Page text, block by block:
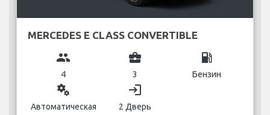
MERCEDES E CLASS CONVERTIBLE
group
4
business_center
3
local_gas_station
Бензин
miscellaneous_services
Автоматическая
login
2 Дверь